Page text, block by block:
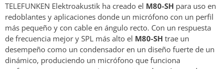
TELEFUNKEN Elektroakustik ha creado el M80-SH para uso en
redoblantes y aplicaciones donde un micrófono con un perfil
más pequeño y con cable en ángulo recto. Con un respuesta
de frecuencia mejor y SPL más alto el M80-SH trae un
desempeño como un condensador en un diseño fuerte de un
dinámico, produciendo un micrófono que funciona